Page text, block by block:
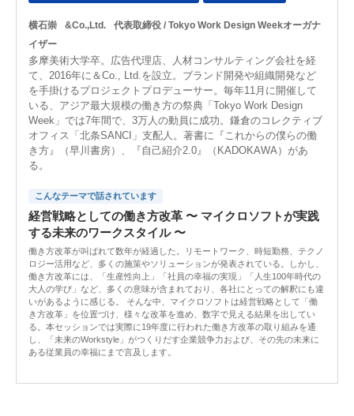
横石崇 &Co.,Ltd.
代表取締役 / Tokyo Work Design Weekオーガナ
イザー
多摩美術大学卒。広告代理店、人材コンサルティング会社を経
て、2016年に＆Co., Ltd.を設立。ブランド開発や組織開発など
を手掛けるプロジェクトプロデューサー。毎年11月に開催して
いる、アジア最大規模の働き方の祭典「Tokyo Work Design
Week」では7年間で、3万人の動員に成功。鎌倉のコレクティブ
オフィス「北条SANCI」支配人。著書に『これからの僕らの働
き方』（早川書房）、『自己紹介2.0』（KADOKAWA）があ
る。
こんなテーマで話されています
経営戦略としての働き方改革 〜 マイクロソフトが実践
する未来のワークスタイル 〜
働き方改革が叫ばれて数年が経過した。リモートワーク、時短勤務、テクノ
ロジー活用など、多くの施策やソリューションが発表されている。しかし、
働き方改革には、「生産性向上」「社員の幸福の実現」「人生100年時代の
大人の学び」など、多くの意味が含まれており、各社にとっての解釈にも違
いがあるように感じる。 そんな中、マイクロソフトは経営戦略として「働
き方改革」を位置づけ、様々な改革を進め、数字で見える結果を出してい
る。本セッションでは実際に19年度に行われた働き方改革の取り組みを通
し、「未来のWorkstyle」がつくりだす企業競争力および、その先の未来に
ある従業員の幸福にまで言及します。